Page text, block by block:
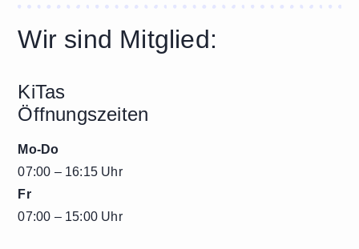
Wir sind Mitglied:
KiTas
Öffnungszeiten
Mo-Do
07:00 – 16:15 Uhr
Fr
07:00 – 15:00 Uhr